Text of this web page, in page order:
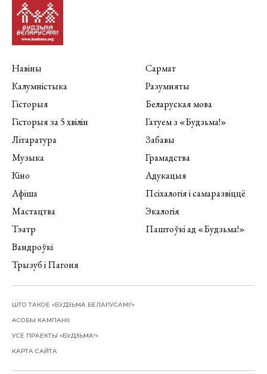
Навіны
Калумністыка
Гісторыя
Гісторыя за 5 хвілін
Літаратура
Музыка
Кіно
Афіша
Мастацтва
Тэатр
Вандроўкі
Трызуб і Пагоня
Сармат
Разумняты
Беларуская мова
Гатуем з «Будзьма!»
Забавы
Грамадства
Адукацыя
Псіхалогія і самаразвіццё
Экалогія
Паштоўкі ад «Будзьма!»
ШТО ТАКОЕ «БУДЗЬМА БЕЛАРУСАМІ!»
АСОБЫ КАМПАНІІ
УСЕ ПРАЕКТЫ «БУДЗЬМА!»
КАРТА САЙТА